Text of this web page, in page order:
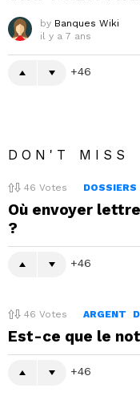
by Banques Wiki
il y a 7 ans
46
DON'T MISS
46 Votes DOSSIERS
Où envoyer
?
46
46 Votes ARGENT
Est-ce que le
46